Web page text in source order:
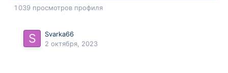
1 039 просмотров профиля
Svarka66
2 октября, 2023